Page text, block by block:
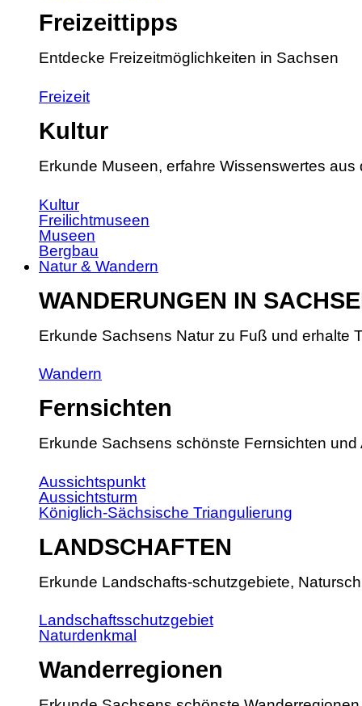
Freizeittipps
Entdecke Freizeitmöglichkeiten in Sachsen
Freizeit
Kultur
Erkunde Museen, erfahre Wissenswertes
Kultur
Freilichtmuseen
Museen
Bergbau
Natur & Wandern
WANDERUNGEN IN
Erkunde Sachsens Natur zu Fuß und erhalte
Wandern
Fernsichten
Erkunde Sachsens schönste Fernsichten und
Aussichtspunkt
Aussichtsturm
Königlich-Sächsische Triangulierung
LANDSCHAFTEN
Erkunde Landschafts-schutzgebiete,
Landschaftsschutzgebiet
Naturdenkmal
Wanderregionen